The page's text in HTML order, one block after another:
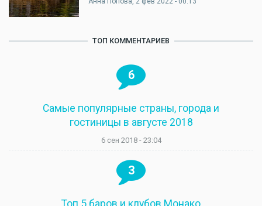
ТОП КОММЕНТАРИЕВ
6
Самые популярные страны, города и
гостиницы в августе 2018
6 сен 2018 - 23:04
3